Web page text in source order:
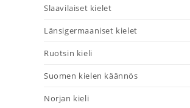
Slaavilaiset kielet
Länsigermaaniset kielet
Ruotsin kieli
Suomen kielen käännös
Norjan kieli